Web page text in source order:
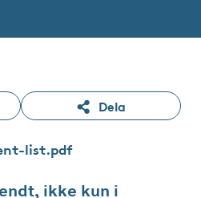
Dela
list.pdf
ikke kun i